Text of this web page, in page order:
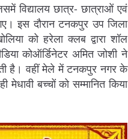
विद्यालय छात्र- छात्राओं एवं
इस दौरान टनकपुर उप जिला
को हरेला क्लब द्वारा शॉल
कोऑर्डिनेटर अमित जोशी ने
है। वहीं मेले में टनकपुर नगर के
बच्चों को सम्मानित किया